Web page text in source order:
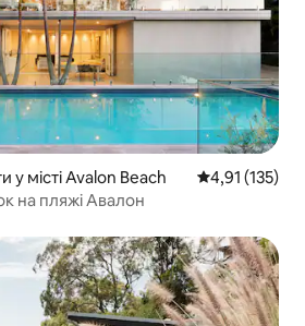
у місті Avalon Beach Середня
4,91 (135)
на пляжі Авалон